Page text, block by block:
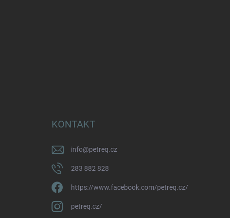
KONTAKT
info@petreq.cz
283 882 828
https://www.facebook.com/petreq.cz/
petreq.cz/